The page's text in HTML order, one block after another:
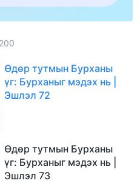
200
Өдөр тутмын Бурханы
үг: Бурханыг мэдэх нь |
Эшлэл 72
Өдөр тутмын Бурханы
үг: Бурханыг мэдэх нь |
Эшлэл 73